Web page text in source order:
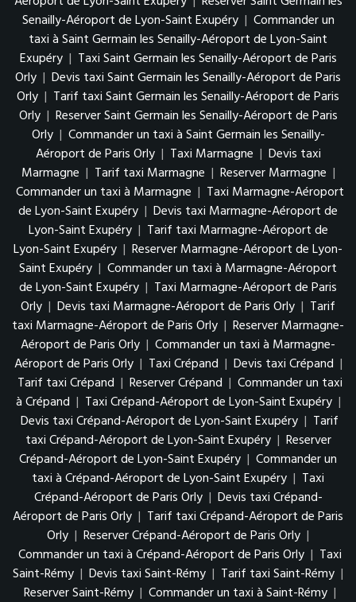
Senailly-Aéroport de Lyon-Saint Exupéry | Commander un
taxi à Saint Germain les Senailly-Aéroport de Lyon-Saint
Exupéry | Taxi Saint Germain les Senailly-Aéroport de Paris
Orly | Devis taxi Saint Germain les Senailly-Aéroport de Paris
Orly | Tarif taxi Saint Germain les Senailly-Aéroport de Paris
Orly | Reserver Saint Germain les Senailly-Aéroport de Paris
Orly | Commander un taxi à Saint Germain les Senailly-
Aéroport de Paris Orly | Taxi Marmagne | Devis taxi
Marmagne | Tarif taxi Marmagne | Reserver Marmagne |
Commander un taxi à Marmagne | Taxi Marmagne-Aéroport
de Lyon-Saint Exupéry | Devis taxi Marmagne-Aéroport de
Lyon-Saint Exupéry | Tarif taxi Marmagne-Aéroport de
Lyon-Saint Exupéry | Reserver Marmagne-Aéroport de Lyon-
Saint Exupéry | Commander un taxi à Marmagne-Aéroport
de Lyon-Saint Exupéry | Taxi Marmagne-Aéroport de Paris
Orly | Devis taxi Marmagne-Aéroport de Paris Orly | Tarif
taxi Marmagne-Aéroport de Paris Orly | Reserver Marmagne-
Aéroport de Paris Orly | Commander un taxi à Marmagne-
Aéroport de Paris Orly | Taxi Crépand | Devis taxi Crépand |
Tarif taxi Crépand | Reserver Crépand | Commander un taxi
à Crépand | Taxi Crépand-Aéroport de Lyon-Saint Exupéry |
Devis taxi Crépand-Aéroport de Lyon-Saint Exupéry | Tarif
taxi Crépand-Aéroport de Lyon-Saint Exupéry | Reserver
Crépand-Aéroport de Lyon-Saint Exupéry | Commander un
taxi à Crépand-Aéroport de Lyon-Saint Exupéry | Taxi
Crépand-Aéroport de Paris Orly | Devis taxi Crépand-
Aéroport de Paris Orly | Tarif taxi Crépand-Aéroport de Paris
Orly | Reserver Crépand-Aéroport de Paris Orly |
Commander un taxi à Crépand-Aéroport de Paris Orly | Taxi
Saint-Rémy | Devis taxi Saint-Rémy | Tarif taxi Saint-Rémy |
Reserver Saint-Rémy | Commander un taxi à Saint-Rémy |